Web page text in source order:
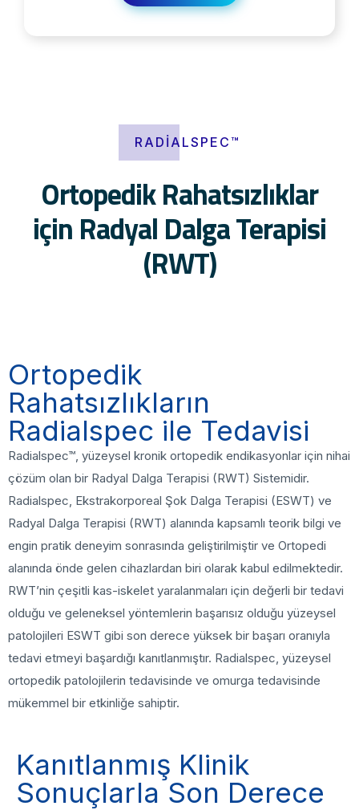
RADIALSPEC™
Ortopedik Rahatsızlıklar
için Radyal Dalga Terapisi
(RWT)
Ortopedik
Rahatsızlıkların
Radialspec ile Tedavisi
Radialspec™, yüzeysel kronik ortopedik endikasyonlar için nihai
çözüm olan bir Radyal Dalga Terapisi (RWT) Sistemidir.
Radialspec, Ekstrakorporeal Şok Dalga Terapisi (ESWT) ve
Radyal Dalga Terapisi (RWT) alanında kapsamlı teorik bilgi ve
engin pratik deneyim sonrasında geliştirilmiştir ve Ortopedi
alanında önde gelen cihazlardan biri olarak kabul edilmektedir.
RWT’nin çeşitli kas-iskelet yaralanmaları için değerli bir tedavi
olduğu ve geleneksel yöntemlerin başarısız olduğu yüzeysel
patolojileri ESWT gibi son derece yüksek bir başarı oranıyla
tedavi etmeyi başardığı kanıtlanmıştır. Radialspec, yüzeysel
ortopedik patolojilerin tedavisinde ve omurga tedavisinde
mükemmel bir etkinliğe sahiptir.
Kanıtlanmış Klinik
Sonuçlarla Son Derece